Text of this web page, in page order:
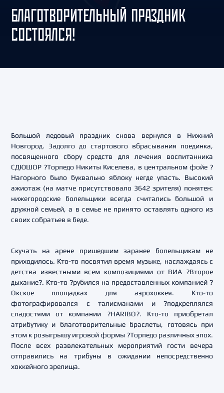
БЛАГОТВОРИТЕЛЬНЫЙ ПРАЗДНИК
СОСТОЯЛСЯ!
Большой ледовый праздник снова вернулся в Нижний
Новгород. Задолго до стартового вбрасывания поединка,
посвященного сбору средств для лечения воспитанника
СДЮШОР ?Торпедо Никиты Киселева, в центральном фойе ?
Нагорного было буквально яблоку негде упасть. Высокий
ажиотаж (на матче присутствовало 3642 зрителя) понятен:
нижегородские болельщики всегда считались большой и
дружной семьей, а в семье не принято оставлять одного из
своих собратьев в беде.
Скучать на арене пришедшим заранее болельщикам не
приходилось. Кто-то посвятил время музыке, наслаждаясь с
детства известными всем композициями от ВИА ?Второе
дыхание?. Кто-то ?рубился на предоставленных компанией ?
Окское площадках для аэрохоккея. Кто-то
фотографировался с талисманами и ?подкреплялся
сладостями от компании ?HARIBO?. Кто-то приобретал
атрибутику и благотворительные браслеты, готовясь при
этом к розыгрышу игровой формы ?Торпедо различных эпох.
После всех развлекательных мероприятий гости вечера
отправились на трибуны в ожидании непосредственно
хоккейного зрелища.